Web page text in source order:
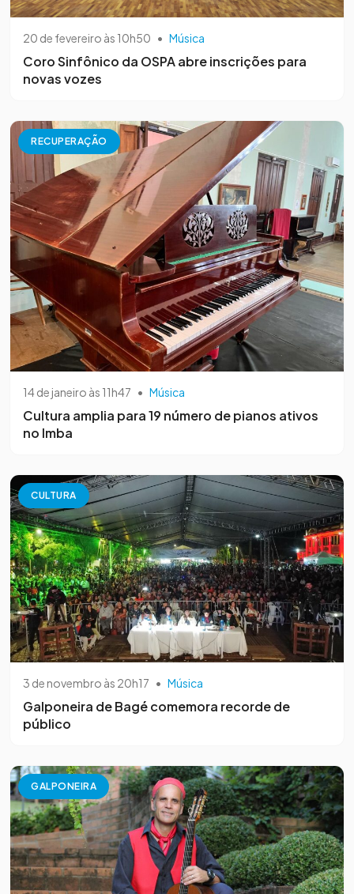
20 de fevereiro às 10h50 • Música
Coro Sinfônico da OSPA abre inscrições para
novas vozes
RECUPERAÇÃO
14 de janeiro às 11h47 • Música
Cultura amplia para 19 número de pianos ativos
no Imba
CULTURA
3 de novembro às 20h17 • Música
Galponeira de Bagé comemora recorde de
público
GALPONEIRA